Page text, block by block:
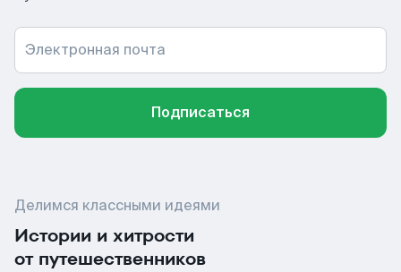
Электронная почта
Подписаться
Делимся классными идеями
Истории и хитрости
от путешественников